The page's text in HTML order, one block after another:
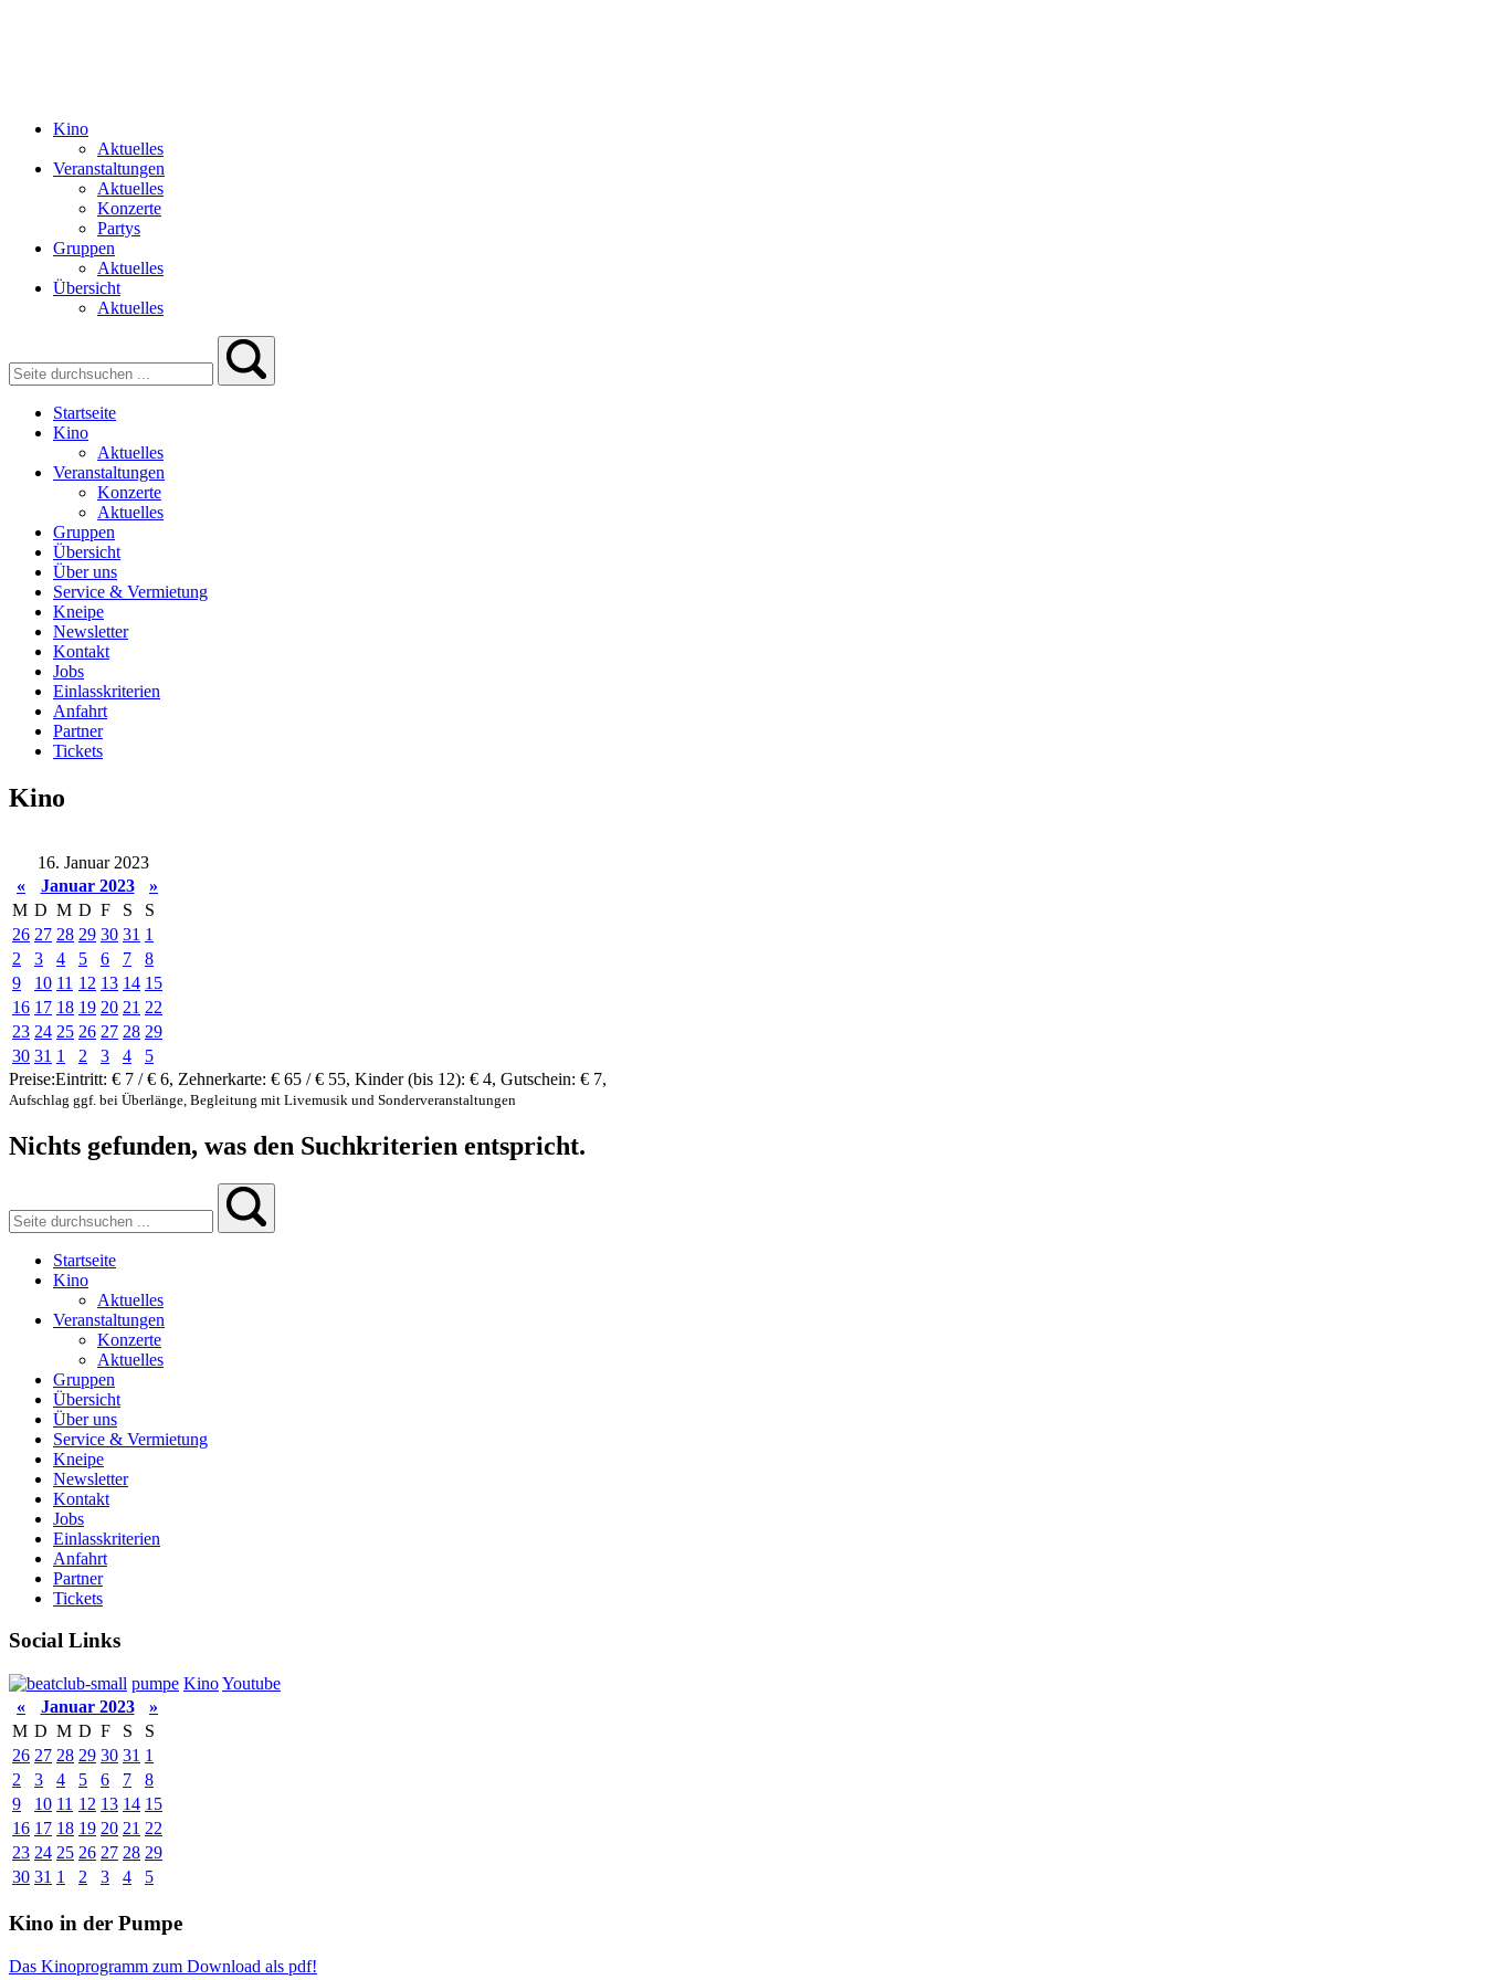
Kino
Aktuelles
Veranstaltungen
Aktuelles
Konzerte
Partys
Gruppen
Aktuelles
Übersicht
Aktuelles
Startseite
Kino
Aktuelles
Veranstaltungen
Konzerte
Aktuelles
Gruppen
Übersicht
Über uns
Service & Vermietung
Kneipe
Newsletter
Kontakt
Jobs
Einlasskriterien
Anfahrt
Partner
Tickets
Kino
16. Januar 2023
«
Januar 2023
»
M D M D F S
S
26 27 28 29 30 31 1
2
3 4 5 6 7
8
9
10 11 12 13 14 15
16 17 18 19 20 21 22
23 24 25 26 27 28 29
30 31 1 2 3 4
5
Preise:Eintritt: € 7 / € 6, Zehnerkarte: € 65 / € 55, Kinder (bis 12): € 4, Gutschein: € 7,
Aufschlag ggf. bei Überlänge, Begleitung mit Livemusik und Sonderveranstaltungen
Nichts gefunden, was den Suchkriterien entspricht.
Startseite
Kino
Aktuelles
Veranstaltungen
Konzerte
Aktuelles
Gruppen
Übersicht
Über uns
Service & Vermietung
Kneipe
Newsletter
Kontakt
Jobs
Einlasskriterien
Anfahrt
Partner
Tickets
Social Links
pumpe KinoYoutube
«
Januar 2023
»
M D M D F S
S
26 27 28 29 30 31 1
2
3 4 5 6 7
8
9
10 11 12 13 14 15
16 17 18 19 20 21 22
23 24 25 26 27 28 29
30 31 1 2 3 4 5
Kino in der Pumpe
Das Kinoprogramm zum Download als pdf!